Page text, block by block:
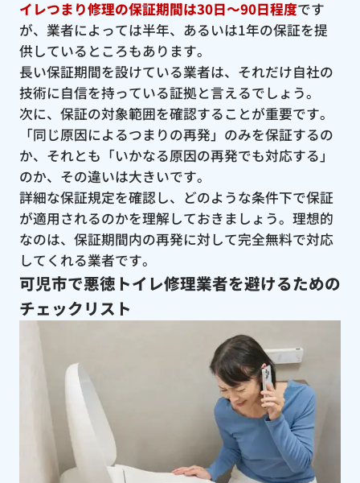
イレつまり修理の保証期間は30日〜90日程度です
が、業者によっては半年、あるいは1年の保証を提
供しているところもあります。
長い保証期間を設けている業者は、それだけ自社の
技術に自信を持っている証拠と言えるでしょう。
次に、保証の対象範囲を確認することが重要です。
「同じ原因によるつまりの再発」のみを保証するの
か、それとも「いかなる原因の再発でも対応する」
のか、その違いは大きいです。
詳細な保証規定を確認し、どのような条件下で保証
が適用されるのかを理解しておきましょう。理想的
なのは、保証期間内の再発に対して完全無料で対応
してくれる業者です。
可児市で悪徳トイレ修理業者を避けるための
チェックリスト